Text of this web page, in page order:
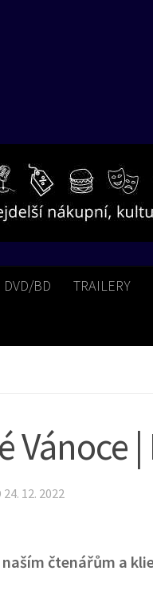
DVD/BD TRAILERY
Vánoce
24. 12. 2022
čtenářům a